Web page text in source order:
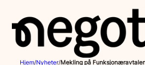
innhold
Hjem/Nyheter/Mekling på